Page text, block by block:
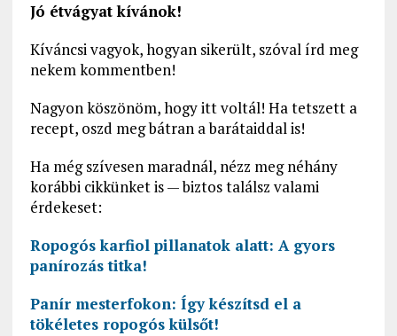
Jó étvágyat kívánok!
Kíváncsi vagyok, hogyan sikerült, szóval írd meg
nekem kommentben!
Nagyon köszönöm, hogy itt voltál! Ha tetszett a
recept, oszd meg bátran a barátaiddal is!
Ha még szívesen maradnál, nézz meg néhány
korábbi cikkünket is — biztos találsz valami
érdekeset:
Ropogós karfiol pillanatok alatt: A gyors
panírozás titka!
Panír mesterfokon: Így készítsd el a
tökéletes ropogós külsőt!